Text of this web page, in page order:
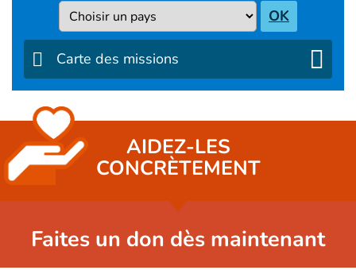
Pays OK
Carte des missions
AIDEZ-LES
CONCRÈTEMENT
Faites un don dès maintenant